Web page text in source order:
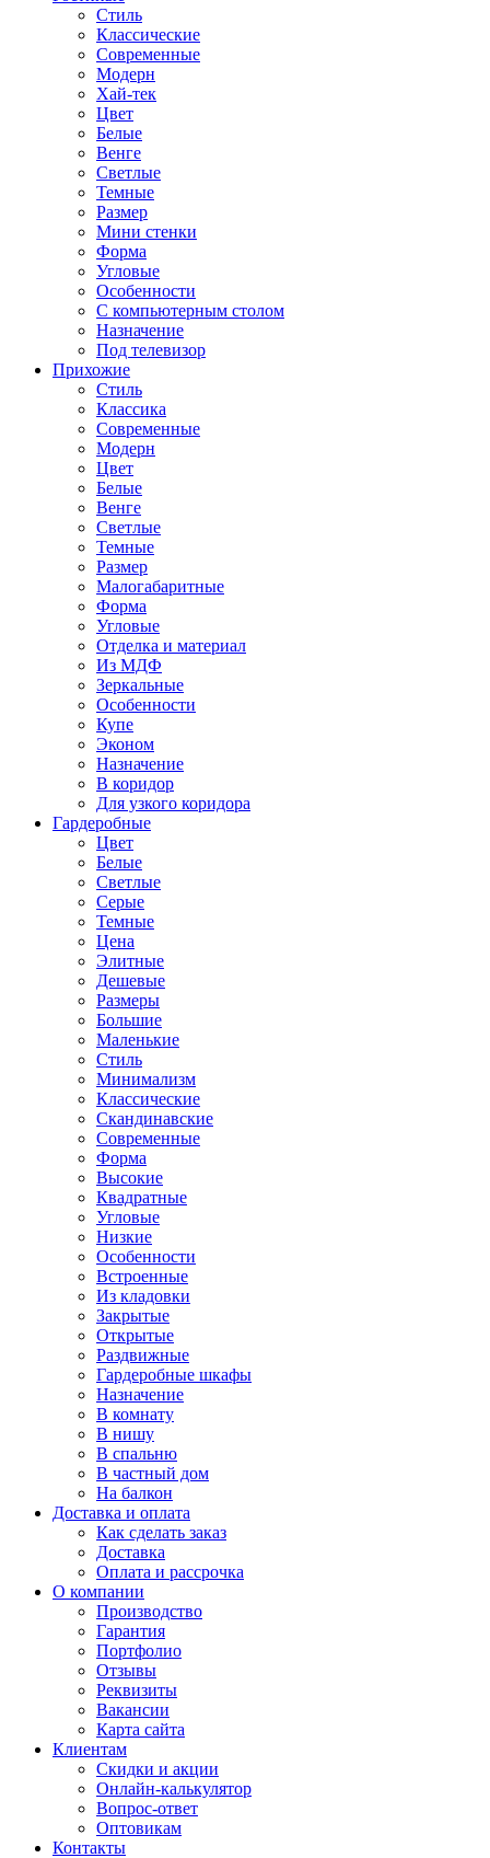
Стиль
Классические
Современные
Модерн
Хай-тек
Цвет
Белые
Венге
Светлые
Темные
Размер
Мини стенки
Форма
Угловые
Особенности
С компьютерным столом
Назначение
Под телевизор
Прихожие
Стиль
Классика
Современные
Модерн
Цвет
Белые
Венге
Светлые
Темные
Размер
Малогабаритные
Форма
Угловые
Отделка и материал
Из МДФ
Зеркальные
Особенности
Купе
Эконом
Назначение
В коридор
Для узкого коридора
Гардеробные
Цвет
Белые
Светлые
Серые
Темные
Цена
Элитные
Дешевые
Размеры
Большие
Маленькие
Стиль
Минимализм
Классические
Скандинавские
Современные
Форма
Высокие
Квадратные
Угловые
Низкие
Особенности
Встроенные
Из кладовки
Закрытые
Открытые
Раздвижные
Гардеробные шкафы
Назначение
В комнату
В нишу
В спальню
В частный дом
На балкон
Доставка и оплата
Как сделать заказ
Доставка
Оплата и рассрочка
О компании
Производство
Гарантия
Портфолио
Отзывы
Реквизиты
Вакансии
Карта сайта
Клиентам
Скидки и акции
Онлайн-калькулятор
Вопрос-ответ
Оптовикам
Контакты